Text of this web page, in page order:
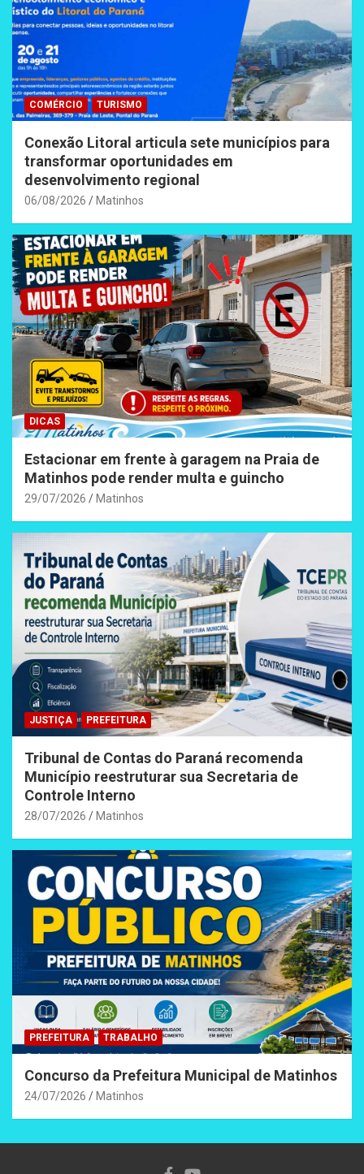
COMÉRCIO TURISMO
Conexão Litoral articula sete municípios para
transformar oportunidades em
desenvolvimento regional
06/08/2026 Matinhos
DICAS
Estacionar em frente à garagem na Praia de
Matinhos pode render multa e guincho
29/07/2026 Matinhos
JUSTIÇA PREFEITURA
Tribunal de Contas do Paraná recomenda
Município reestruturar sua Secretaria de
Controle Interno
28/07/2026 Matinhos
PREFEITURA TRABALHO
Concurso da Prefeitura Municipal de Matinhos
24/07/2026 Matinhos